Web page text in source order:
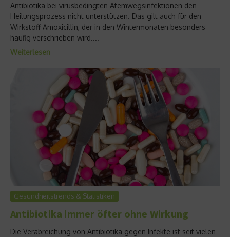
Antibiotika bei virusbedingten Atemwegsinfektionen den
Heilungsprozess nicht unterstützen. Das gilt auch für den
Wirkstoff Amoxicillin, der in den Wintermonaten besonders
häufig verschrieben wird....
Weiterlesen
Gesundheitstrends & Statistiken
Antibiotika immer öfter ohne Wirkung
Die Verabreichung von Antibiotika gegen Infekte ist seit vielen